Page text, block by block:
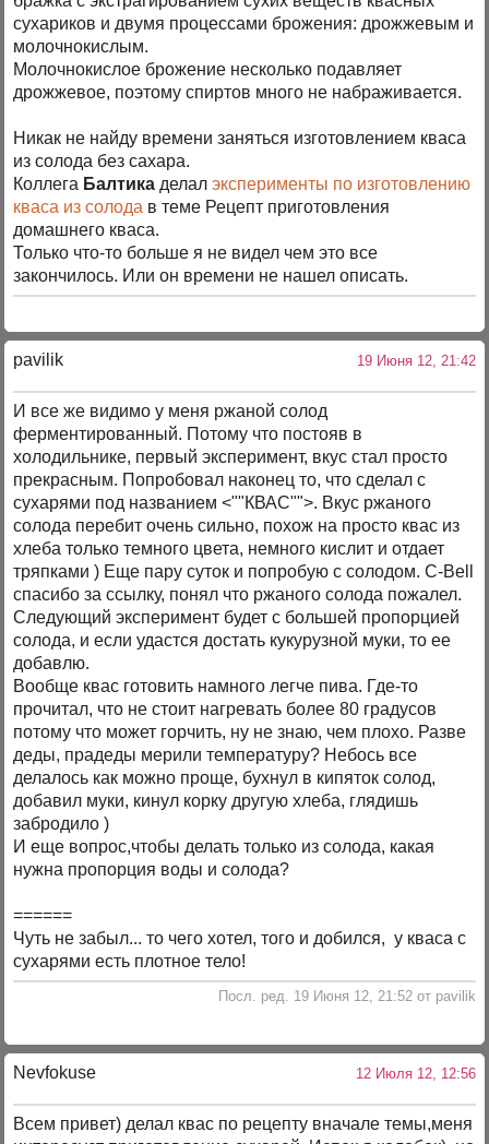
сухариков и двумя процессами брожения: дрожжевым и
молочнокислым.
Молочнокислое брожение несколько подавляет
дрожжевое, поэтому спиртов много не набраживается.
Никак не найду времени заняться изготовлением кваса
из солода без сахара.
Коллега Балтика делалэксперименты по изготовлению
кваса из солода в теме Рецепт приготовления
домашнего кваса.
Только что-то больше я не видел чем это все
закончилось. Или он времени не нашел описать.
pavilik 19 Июня 12, 21:42
И все же видимо у меня ржаной солод
ферментированный. Потому что постояв в
холодильнике, первый эксперимент, вкус стал просто
прекрасным. Попробовал наконец то, что сделал с
сухарями под названием <""КВАС"">. Вкус ржаного
солода перебит очень сильно, похож на просто квас из
хлеба только темного цвета, немного кислит и отдает
тряпками ) Еще пару суток и попробую с солодом. C-Bell
спасибо за ссылку, понял что ржаного солода пожалел.
Следующий эксперимент будет с большей пропорцией
солода, и если удастся достать кукурузной муки, то ее
добавлю.
Вообще квас готовить намного легче пива. Где-то
прочитал, что не стоит нагревать более 80 градусов
потому что может горчить, ну не знаю, чем плохо. Разве
деды, прадеды мерили температуру? Небось все
делалось как можно проще, бухнул в кипяток солод,
добавил муки, кинул корку другую хлеба, глядишь
забродило )
И еще вопрос,чтобы делать только из солода, какая
нужна пропорция воды и солода?
======
Чуть не забыл... то чего хотел, того и добился, у кваса с
сухарями есть плотное тело!
Посл. ред. 19 Июня 12, 21:52 от pavilik
Nevfokuse 12 Июля 12, 12:56
Всем привет) делал квас по рецепту вначале темы,меня